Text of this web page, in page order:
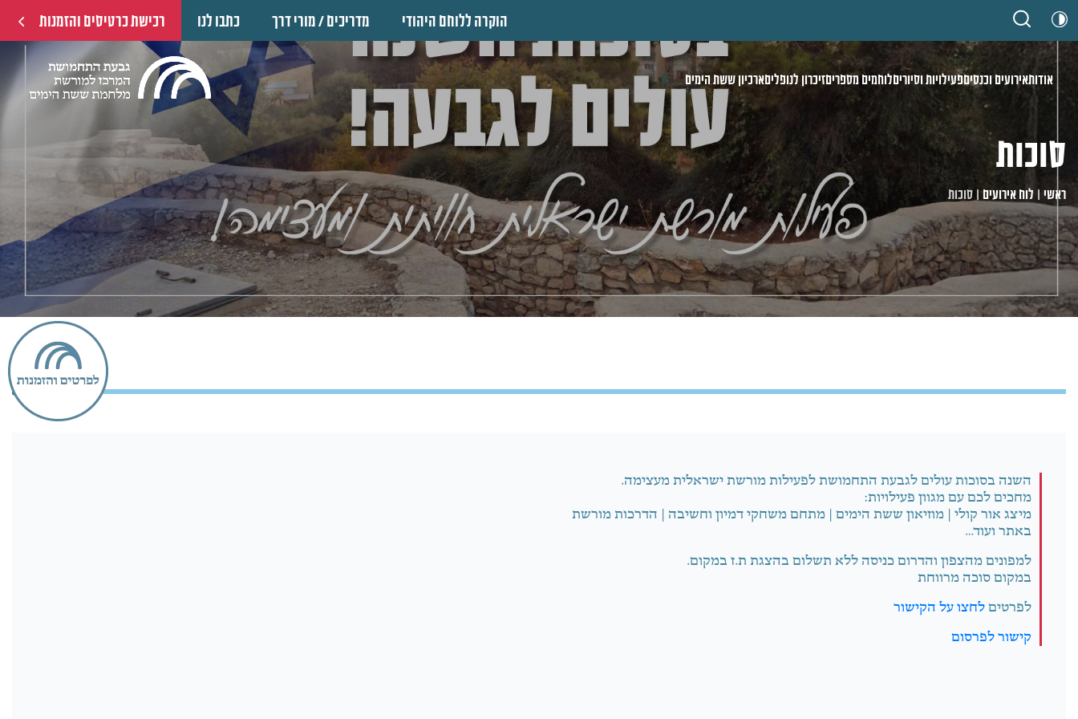
הוקרה ללוחם היהודי מדריכים / מורי דרך כתבו לנו רכישת כרטיסים והזמנות
אודותאירועים וכנסיםפעילויות וסיוריםלוחמים מספריםזיכרון לנופליםארכיון ששת הימים
סוכות
ראשי | לוח אירועים|סוכות
השנה בסוכות עולים לגבעת התחמושת לפעילות מורשת ישראלית מעצימה.
מחכים לכם עם מגוון פעילויות:
מיצג אור קולי | מוזיאון ששת הימים | מתחם משחקי דמיון וחשיבה | הדרכות מורשת
באתר ועוד…
למפונים מהצפון והדרום כניסה ללא תשלום בהצגת ת.ז במקום.
במקום סוכה מרווחת
לפרטיםלחצו על הקישור
קישור לפרסום